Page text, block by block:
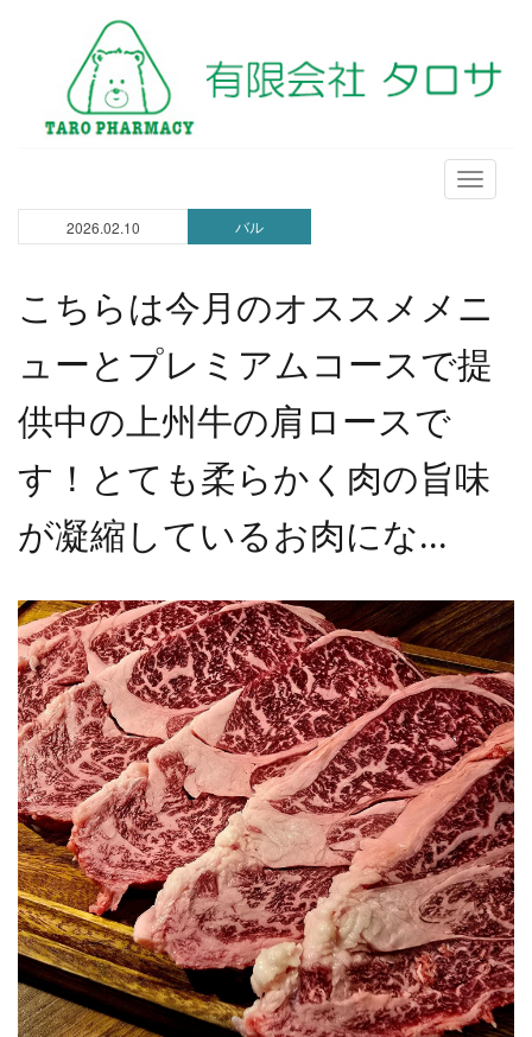
メ
ニ
2026.02.10 バル
こちらは今月のオススメメニ
ューとプレミアムコースで提
供中の上州牛の肩ロースで
す！とても柔らかく肉の旨味
が凝縮しているお肉にな...